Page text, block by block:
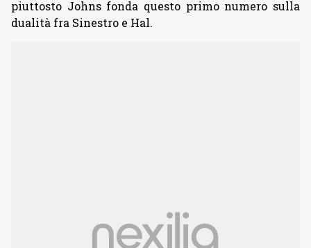
piuttosto Johns fonda questo primo numero sulla
dualità fra Sinestro e Hal.